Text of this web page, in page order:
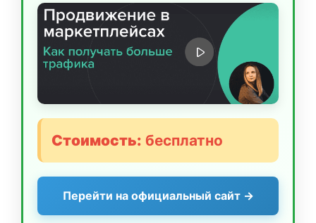
Стоимость: бесплатно
Перейти на официальный сайт →